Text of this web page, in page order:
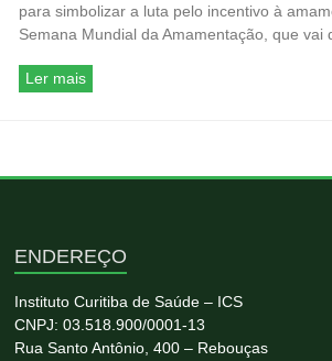
para simbolizar a luta pelo incentivo à
Semana Mundial da Amamentação, que vai
Ler mais
ENDEREÇO
Instituto Curitiba de Saúde – ICS
CNPJ: 03.518.900/0001-13
Rua Santo Antônio, 400 – Rebouças